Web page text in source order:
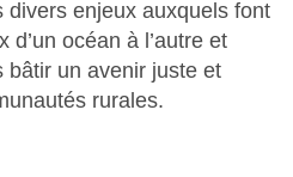
divers enjeux auxquels font
océan à l’autre et
bâtir un avenir juste et
rurales.